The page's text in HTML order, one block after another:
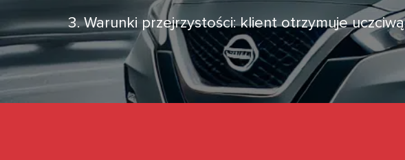
Warunki przejrzystości: klient otrzymuje